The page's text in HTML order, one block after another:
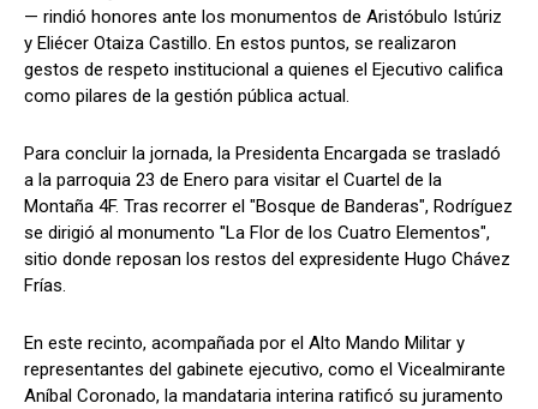
— rindió honores ante los monumentos de Aristóbulo Istúriz
y Eliécer Otaiza Castillo. En estos puntos, se realizaron
gestos de respeto institucional a quienes el Ejecutivo califica
como pilares de la gestión pública actual.
Para concluir la jornada, la Presidenta Encargada se trasladó
a la parroquia 23 de Enero para visitar el Cuartel de la
Montaña 4F. Tras recorrer el "Bosque de Banderas", Rodríguez
se dirigió al monumento "La Flor de los Cuatro Elementos",
sitio donde reposan los restos del expresidente Hugo Chávez
Frías.
En este recinto, acompañada por el Alto Mando Militar y
representantes del gabinete ejecutivo, como el Vicealmirante
Aníbal Coronado, la mandataria interina ratificó su juramento